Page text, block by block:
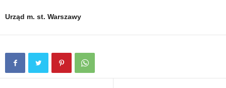
Urząd m. st. Warszawy